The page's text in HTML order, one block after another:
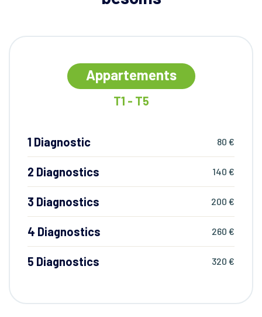
Appartements
T1 - T5
1 Diagnostic 80 €
2 Diagnostics 140 €
3 Diagnostics 200 €
4 Diagnostics 260 €
5 Diagnostics 320 €